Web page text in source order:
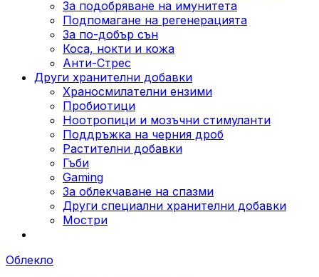
За подобряване на имунитета
Подпомагане на регенерацията
За по-добър сън
Коса, нокти и кожа
Анти-Стрес
Други хранителни добавки
Храносмилателни ензими
Пробиотици
Ноотропици и мозъчни стимуланти
Поддръжка на черния дроб
Растителни добавки
Гъби
Gaming
За облекчаване на спазми
Други специални хранителни добавки
Мостри
Облекло